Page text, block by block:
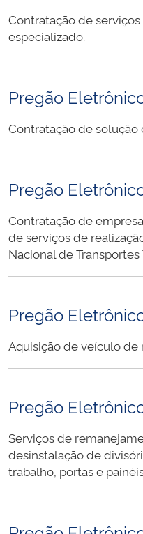
Contratação de
especializado.
Pregão
Contratação de
Pregão
Contratação de
de serviços de
Nacional de Transportes
Pregão
Aquisição de veículo de
Pregão
Serviços de
desinstalação de
trabalho, portas e